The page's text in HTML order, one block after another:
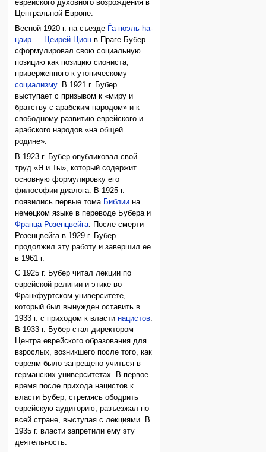
еврейского духовного возрождения в
Центральной Европе.
Весной 1920 г. на съезде
Ѓа-поэль hа-
цаир — Цеирей Цион в Праге Бубер
сформулировал свою социальную
позицию как позицию сиониста,
приверженного к утопическому
социализму. В 1921 г. Бубер
выступает с призывом к «миру и
братству с арабским народом» и к
свободному развитию еврейского и
арабского народов «на общей
родине».
В 1923 г. Бубер опубликовал свой
труд «Я и Ты», который содержит
основную формулировку его
философии диалога. В 1925 г.
появились первые тома Библии на
немецком языке в переводе Бубера и
Франца Розенцвейга . После смерти
Розенцвейга в 1929 г. Бубер
продолжил эту работу и завершил ее
в 1961 г.
С 1925 г. Бубер читал лекции по
еврейской религии и этике во
Франкфуртском университете,
который был вынужден оставить в
1933 г. с приходом к властинацистов.
В 1933 г. Бубер стал директором
Центра еврейского образования для
взрослых, возникшего после того, как
евреям было запрещено учиться в
германских университетах. В первое
время после прихода нацистов к
власти Бубер, стремясь ободрить
еврейскую аудиторию, разъезжал по
всей стране, выступая с лекциями. В
1935 г. власти запретили ему эту
деятельность.